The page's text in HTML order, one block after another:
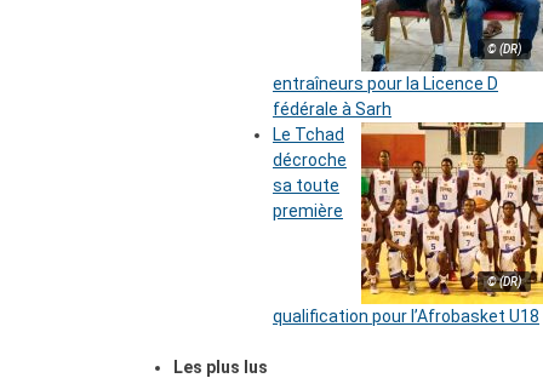
© (DR)
entraîneurs pour la Licence D
fédérale à Sarh
© (DR)
Le Tchad
décroche
sa toute
première
qualification pour l’Afrobasket U18
Les plus lus